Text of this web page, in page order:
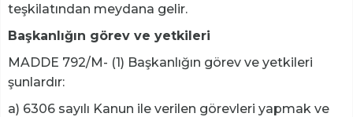
teşkilatından meydana gelir.
Başkanlığın görev ve yetkileri
MADDE 792/M- (1) Başkanlığın görev ve yetkileri
şunlardır:
a) 6306 sayılı Kanun ile verilen görevleri yapmak ve